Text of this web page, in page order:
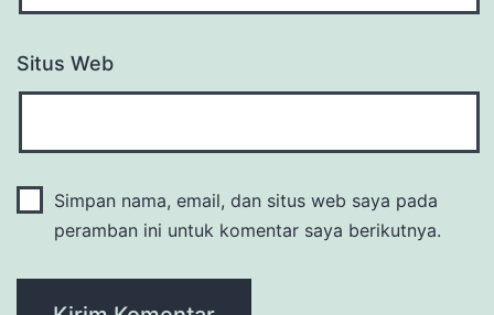
Situs Web
Simpan nama, email, dan situs web saya pada
peramban ini untuk komentar saya berikutnya.